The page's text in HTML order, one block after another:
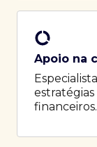
Apoio na
estratégias
financeiros.